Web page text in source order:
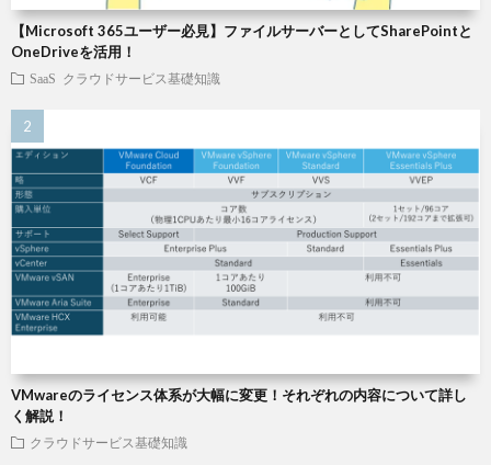
【Microsoft 365ユーザー必見】ファイルサーバーとしてSharePointと
OneDriveを活用！
SaaS クラウドサービス基礎知識
VMwareのライセンス体系が大幅に変更！それぞれの内容について詳し
く解説！
クラウドサービス基礎知識